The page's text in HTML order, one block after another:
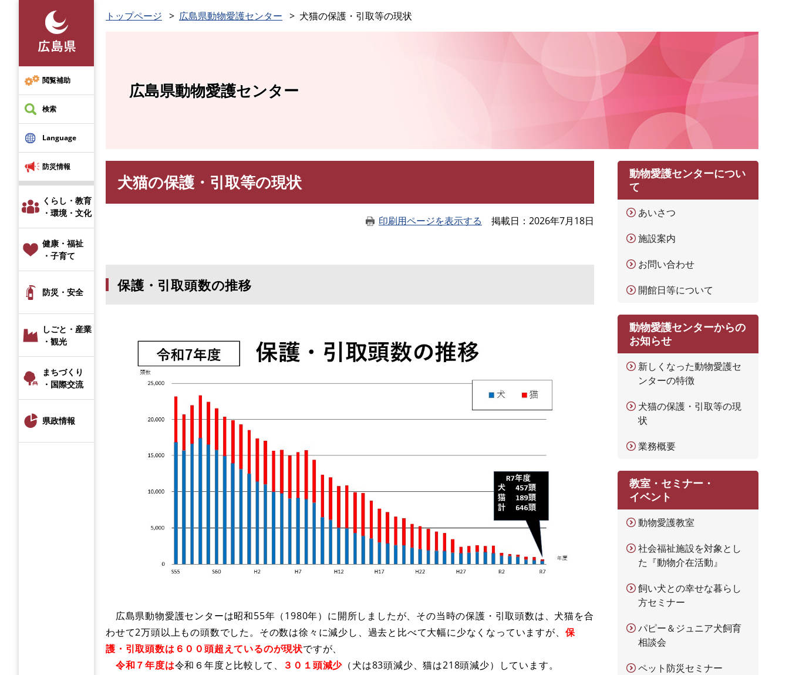
先
頭
で
す
閲覧補助
検索
Language
防災情報
くらし・教育
・環境・文化
健康・福祉
・子育て
防災・安全
しごと・産業
・観光
まちづくり
・国際交流
県政情報
トップページ 広島県動物愛護センター 犬猫の保護・引取等の現状
広島県動物愛護センター
犬猫の保護・引取等の現状
印刷用ページを表示する 掲載日 2026年7月18日
保護・引取頭数の推移
広島県動物愛護センターは昭和55年（1980年）に開所しましたが、その当時の保護・引取頭数は、犬猫を合
わせて2万頭以上もの頭数でした。その数は徐々に減少し、過去と比べて大幅に少なくなっていますが、 保
護・引取頭数は６００頭超えているのが現状ですが、
令和７年度は令和６年度と比較して、 ３０１頭減少 （犬は83頭減少、猫は218頭減少）しています。
動物愛護センターについ
て
あいさつ
施設案内
お問い合わせ
開館日等について
動物愛護センターからの
お知らせ
新しくなった動物愛護セ
ンターの特徴
犬猫の保護・引取等の現
状
業務概要
教室・セミナー・
イベント
動物愛護教室
社会福祉施設を対象とし
た『動物介在活動』
飼い犬との幸せな暮らし
方セミナー
パピー＆ジュニア犬飼育
相談会
ペット防災セミナー